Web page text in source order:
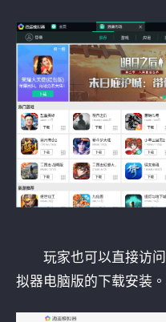
玩家也可以直接访问
拟器电脑版的下载安装。